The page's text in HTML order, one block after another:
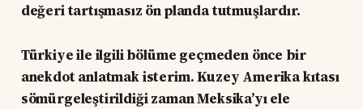
değeri tartışmasız ön planda tutmuşlardır.
Türkiye ile ilgili bölüme geçmeden önce bir
anekdot anlatmak isterim. Kuzey Amerika kıtası
sömürgeleştirildiği zaman Meksika’yı ele